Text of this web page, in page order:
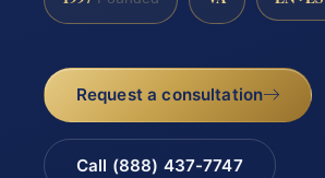
Request a consultation
Call (888) 437-7747